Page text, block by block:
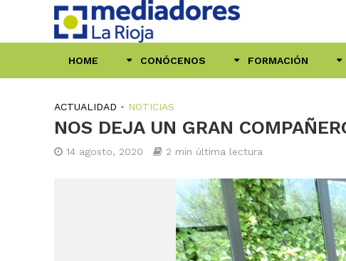
HOME CONÓCENOS FORMACIÓN
ACTUALIDAD • NOTICIAS
NOS DEJA UN GRAN
14 agosto, 2020 2 min última lectura